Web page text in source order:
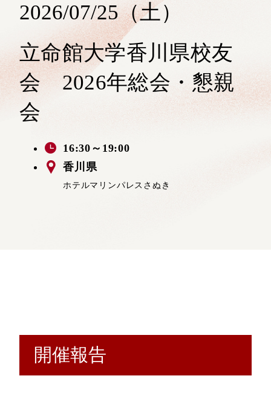
2026/07/25（土）
立命館大学香川県校友
会 2026年総会・懇親
会
16:30～19:00
香川県
ホテルマリンパレスさぬき
開催報告